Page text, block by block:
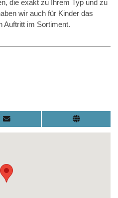
die exakt zu Ihrem Typ und zu
wir auch für Kinder das
Auftritt im Sortiment.